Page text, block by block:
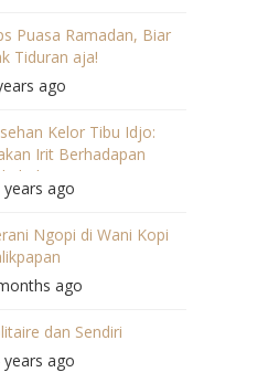
Puasa Ramadan, Biar
Tiduran aja!
ago
Kelor Tibu Idjo:
Irit Berhadapan
years ago
Ngopi di Wani Kopi
ago
dan Sendiri
years ago